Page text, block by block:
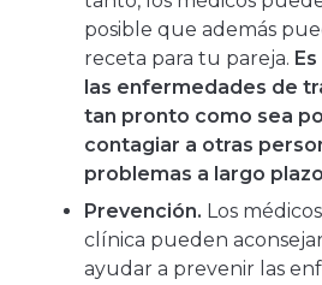
posible que además
receta para tu pareja.
las enfermedades de
tan pronto como sea
contagiar a otras
problemas a largo
Prevención. Los
clínica pueden
ayudar a prevenir las